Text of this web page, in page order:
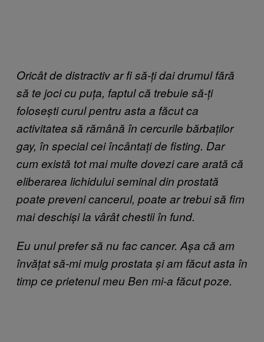
Oricât de distractiv ar fi să-ți dai drumul fără
să te joci cu puța, faptul că trebuie să-ți
folosești curul pentru asta a făcut ca
activitatea să rămână în cercurile bărbaților
gay, în special cei încântați de fisting. Dar
cum există tot mai multe dovezi care arată că
eliberarea lichidului seminal din prostată
poate preveni cancerul, poate ar trebui să fim
mai deschiși la vârât chestii în fund.
Eu unul prefer să nu fac cancer. Așa că am
învățat să-mi mulg prostata și am făcut asta în
timp ce prietenul meu Ben mi-a făcut poze.